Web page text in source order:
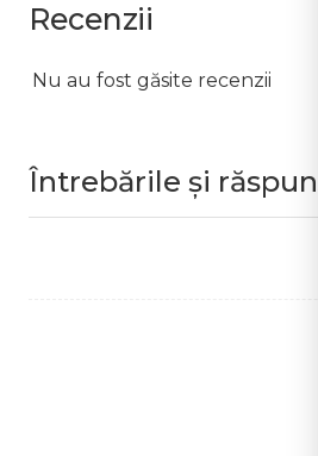
Recenzii
Nu au fost găsite recenzii
Întrebările și